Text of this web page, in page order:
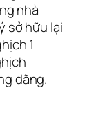
nhà
sở hữu lại
1
đãng.